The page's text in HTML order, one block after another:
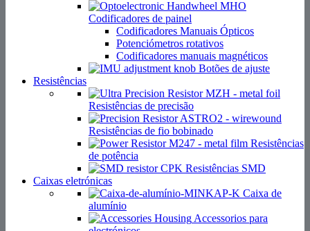
Codificadores de painel
Codificadores Manuais Ópticos
Potenciómetros rotativos
Codificadores manuais magnéticos
Botões de ajuste
Resistências
Resistências de precisão
Resistências de fio bobinado
Resistências
de potência
Resistências SMD
Caixas eletrónicas
Caixa de
alumínio
Accessorios para